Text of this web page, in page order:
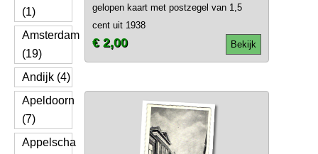
(1)
Amsterdam
(19)
Andijk (4)
Apeldoorn
(7)
Appelscha
gelopen kaart met postzegel van 1,5
cent uit 1938
Bekijk
€ 2,00